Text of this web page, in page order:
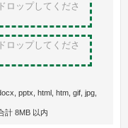
ロップしてくださ
ロップしてくださ
pptx, html, htm, gif, jpg,
計 8MB 以内